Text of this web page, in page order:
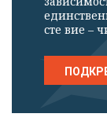
сте вие –